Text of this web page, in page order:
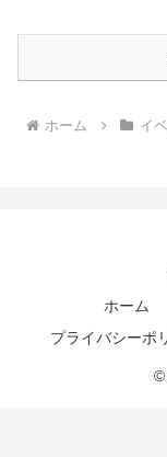
ホーム イ
ホーム
プライバシーポ
©